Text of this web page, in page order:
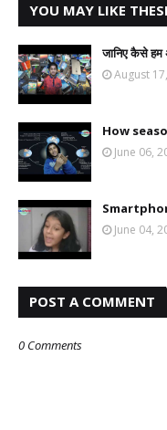
YOU MAY LIKE
जानिए कैसे हम
August
How
June 06,
June 04,
POST A COMMENT
0 Comments